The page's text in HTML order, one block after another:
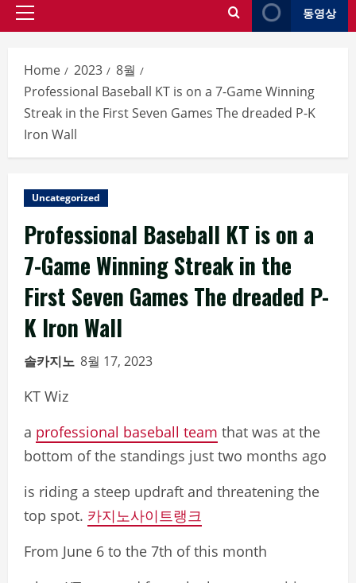
Primary
동영상
Home 2023
8월
Professional Baseball KT is on a 7-Game Winning
Streak in the First Seven Games The dreaded P-K
Iron Wall
Uncategorized
Professional Baseball KT is on a
7-Game Winning Streak in the
First Seven Games The dreaded P-
K Iron Wall
솔카지노 8월 17, 2023
KT Wiz
a professional baseball team that was at the
bottom of the standings just two months ago
is riding a steep updraft and threatening the
top spot. 카지노사이트랭크
From June 6 to the 7th of this month